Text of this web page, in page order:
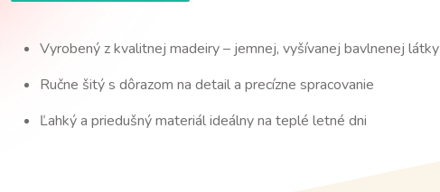
Vyrobený z kvalitnej madeiry – jemnej, vyšívanej bavlnenej látky
Ručne šitý s dôrazom na detail a precízne spracovanie
Ľahký a priedušný materiál ideálny na teplé letné dni